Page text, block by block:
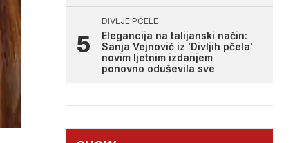
DIVLJE PČELE
Elegancija na talijanski način:
Sanja Vejnović iz 'Divljih pčela'
novim ljetnim izdanjem
ponovno oduševila sve